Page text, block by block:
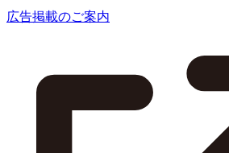
広告掲載のご案内